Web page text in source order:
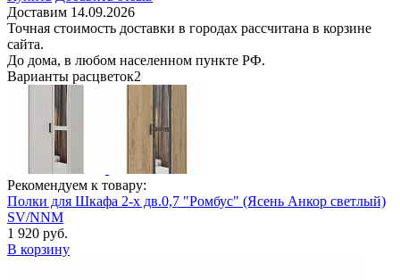
Доставим 14.09.2026
Точная стоимость доставки в городах рассчитана в корзине
сайта.
До дома, в любом населенном пункте РФ.
Варианты расцветок2
Рекомендуем к товару:
Полки для Шкафа 2-х дв.0,7 "Ромбус" (Ясень Анкор светлый)
SV/NNM
1 920 руб.
В корзину